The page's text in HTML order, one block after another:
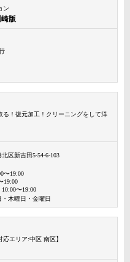
ン
版
！復元加工！クリーニングをして洋
区新吉田5-54-6-103
〜19:00
19:00
10:00〜19:00
・木曜日・金曜日
エリア:中区 南区】